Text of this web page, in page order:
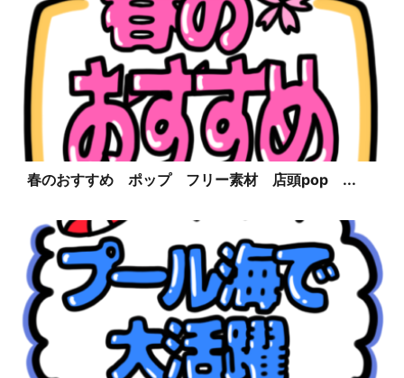
春のおすすめ ポップ フリー素材 店頭pop ...